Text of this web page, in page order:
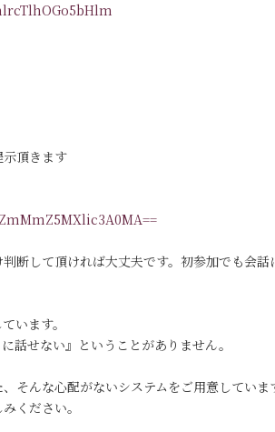
頂きます
断して頂ければ大丈夫です。初参加でも会
います。
話せない』ということがありません。
そんな心配がないシステムをご用意してい
ください。